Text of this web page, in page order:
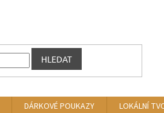
HLEDAT
DÁRKOVÉ POUKAZY LOKÁLNÍ